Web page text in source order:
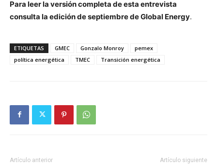
Para leer la versión completa de esta entrevista
consulta la edición de septiembre de Global Energy.
ETIQUETAS GMEC Gonzalo Monroy
pemex
política energética
TMEC Transición energética
Artículo anterior Artículo siguiente